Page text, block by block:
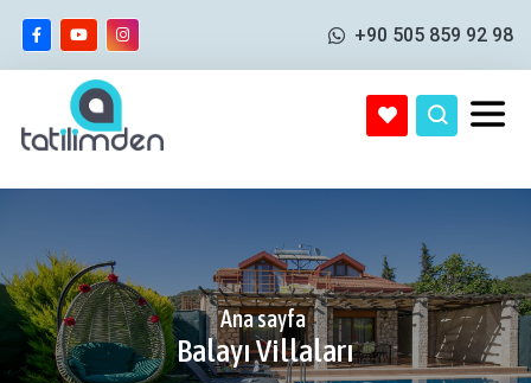
+90 505 859 92 98
Ana sayfa
Balayı Villaları